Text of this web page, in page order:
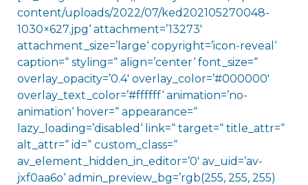
content/uploads/2022/07/ked202105270048-
1030×627.jpg‘ attachment=’13273′
attachment_size=’large‘ copyright=’icon-reveal‘
caption=“ styling=“ align=’center‘ font_size=“
overlay_opacity=’0.4′ overlay_color=’#000000′
overlay_text_color=’#ffffff‘ animation=’no-
animation‘ hover=“ appearance=“
lazy_loading=’disabled‘ link=“ target=“ title_attr=“
alt_attr=“ id=“ custom_class=“
av_element_hidden_in_editor=’0′ av_uid=’av-
jxf0aa6o‘ admin_preview_bg=’rgb(255, 255, 255)